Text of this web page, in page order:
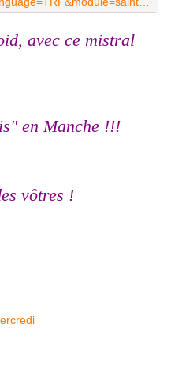
avec ce mistral
en Manche !!!
vôtres !